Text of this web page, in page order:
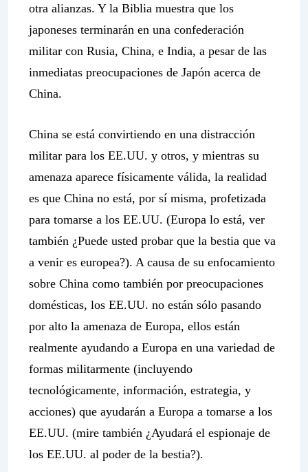
otra alianzas. Y la Biblia muestra que los
japoneses terminarán en una confederación
militar con Rusia, China, e India, a pesar de las
inmediatas preocupaciones de Japón acerca de
China.
China se está convirtiendo en una distracción
militar para los EE.UU. y otros, y mientras su
amenaza aparece físicamente válida, la realidad
es que China no está, por sí misma, profetizada
para tomarse a los EE.UU. (Europa lo está, ver
también ¿Puede usted probar que la bestia que va
a venir es europea?). A causa de su enfocamiento
sobre China como también por preocupaciones
domésticas, los EE.UU. no están sólo pasando
por alto la amenaza de Europa, ellos están
realmente ayudando a Europa en una variedad de
formas militarmente (incluyendo
tecnológicamente, información, estrategia, y
acciones) que ayudarán a Europa a tomarse a los
EE.UU. (mire también ¿Ayudará el espionaje de
los EE.UU. al poder de la bestia?).